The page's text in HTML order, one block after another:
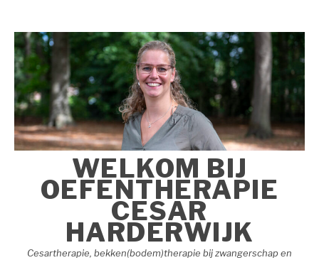
inhoud
springen
WELKOM BIJ
OEFENTHERAPIE
CESAR
HARDERWIJK
Cesartherapie, bekken(bodem)therapie bij zwangerschap en